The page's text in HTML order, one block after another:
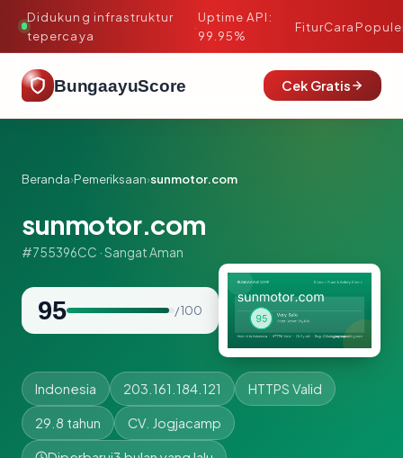
Didukung infrastruktur
tepercaya
·
Uptime API:
99.95%
FiturCara
BungaayuScore Cek Gratis
Beranda›Pemeriksaan›sunmotor.com
sunmotor.com
#755396CC · Sangat Aman
95 / 100
Indonesia 203.161.184.121 HTTPS Valid
29.8 tahun CV. Jogjacamp